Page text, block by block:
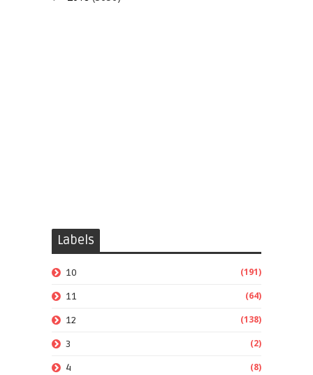
Labels
10 (191)
11 (64)
12 (138)
3 (2)
4 (8)